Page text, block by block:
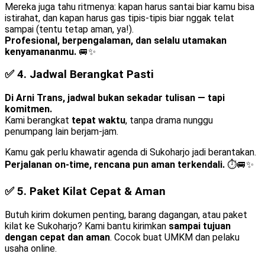
Mereka juga tahu ritmenya: kapan harus santai biar kamu bisa
istirahat, dan kapan harus gas tipis-tipis biar nggak telat
sampai (tentu tetap aman, ya!).
Profesional, berpengalaman, dan selalu utamakan
kenyamananmu. 🚐✨
✅ 4. Jadwal Berangkat Pasti
Di Arni Trans, jadwal bukan sekadar tulisan — tapi
komitmen.
Kami berangkat tepat waktu, tanpa drama nunggu
penumpang lain berjam-jam.
Kamu gak perlu khawatir agenda di Sukoharjo jadi berantakan.
Perjalanan on-time, rencana pun aman terkendali. ⏱️🚐✨
✅ 5. Paket Kilat Cepat & Aman
Butuh kirim dokumen penting, barang dagangan, atau paket
kilat ke Sukoharjo? Kami bantu kirimkan sampai tujuan
dengan cepat dan aman. Cocok buat UMKM dan pelaku
usaha online.